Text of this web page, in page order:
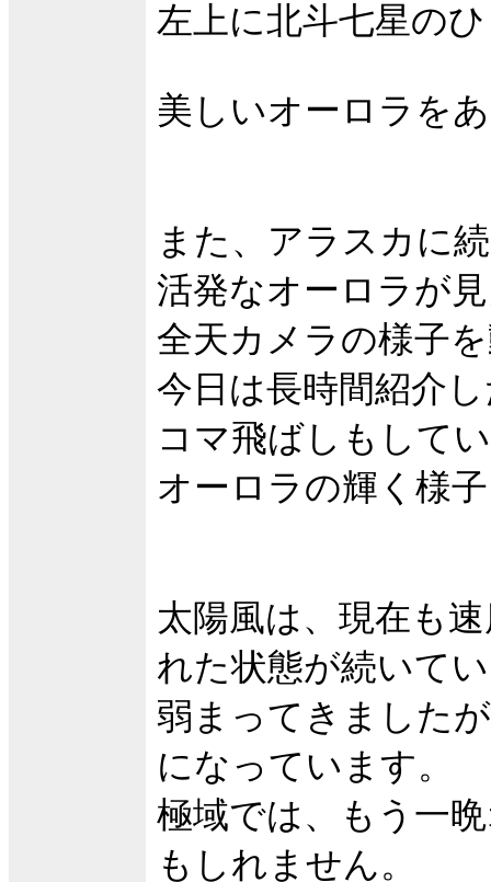
左上に北斗七星の
美しいオーロラを
また、アラスカに
活発なオーロラが
全天カメラの様子
今日は長時間紹介
コマ飛ばしもして
オーロラの輝く様
太陽風は、現在も
れた状態が続いて
弱まってきました
になっています。
極域では、もう一
もしれません。